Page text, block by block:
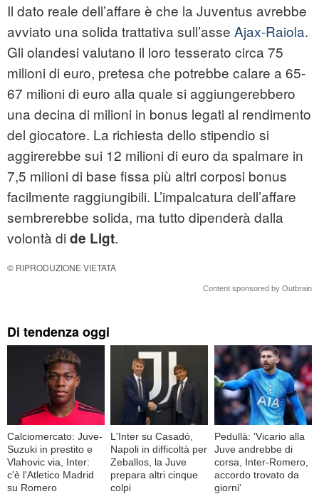
Il dato reale dell’affare è che la Juventus avrebbe
avviato una solida trattativa sull’asse Ajax-Raiola.
Gli olandesi valutano il loro tesserato circa 75
milioni di euro, pretesa che potrebbe calare a 65-
67 milioni di euro alla quale si aggiungerebbero
una decina di milioni in bonus legati al rendimento
del giocatore. La richiesta dello stipendio si
aggirerebbe sui 12 milioni di euro da spalmare in
7,5 milioni di base fissa più altri corposi bonus
facilmente raggiungibili. L’impalcatura dell’affare
sembrerebbe solida, ma tutto dipenderà dalla
volontà di de Ligt.
© RIPRODUZIONE VIETATA
Content sponsored by Outbrain
Di tendenza oggi
Calciomercato: Juve-
Suzuki in prestito e
Vlahovic via, Inter:
c'è l'Atletico Madrid
su Romero
L'Inter su Casadó,
Napoli in difficoltà per
Zeballos, la Juve
prepara altri cinque
colpi
Pedullà: 'Vicario alla
Juve andrebbe di
corsa, Inter-Romero,
accordo trovato da
giorni'